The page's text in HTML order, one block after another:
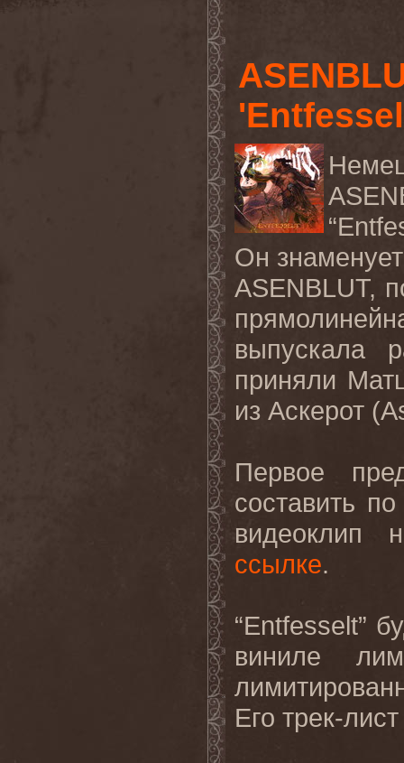
Он
ASENBLUT,
выпускала
приняли
из Аскерот
Первое
составить
видеоклип
ссылке.
“Entfesselt”
виниле
Его трек-